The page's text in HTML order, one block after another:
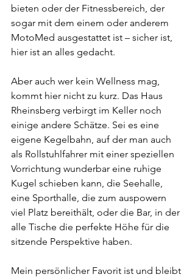
bieten oder der Fitnessbereich, der
sogar mit dem einem oder anderem
MotoMed ausgestattet ist – sicher ist,
hier ist an alles gedacht.
Aber auch wer kein Wellness mag,
kommt hier nicht zu kurz. Das Haus
Rheinsberg verbirgt im Keller noch
einige andere Schätze. Sei es eine
eigene Kegelbahn, auf der man auch
als Rollstuhlfahrer mit einer speziellen
Vorrichtung wunderbar eine ruhige
Kugel schieben kann, die Seehalle,
eine Sporthalle, die zum auspowern
viel Platz bereithält, oder die Bar, in der
alle Tische die perfekte Höhe für die
sitzende Perspektive haben.
Mein persönlicher Favorit ist und bleibt